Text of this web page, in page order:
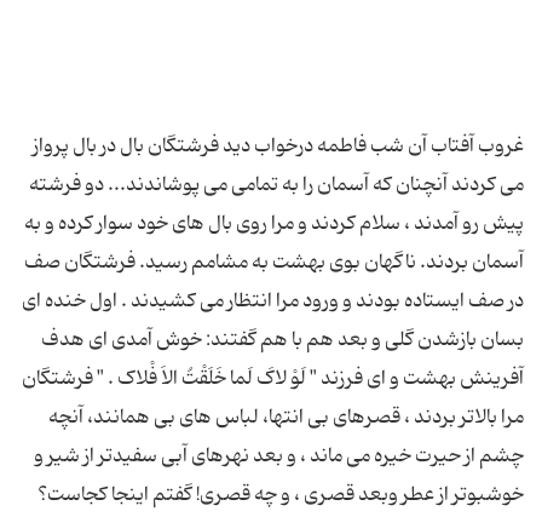
غروب آفتاب آن شب فاطمه درخواب دید فرشتگان بال در بال پرواز
می کردند آنچنان که آسمان را به تمامی می پوشاندند... دو فرشته
پیش رو آمدند ، سلام کردند و مرا روی بال های خود سوار کرده و به
آسمان بردند. ناگهان بوی بهشت به مشامم رسید. فرشتگان صف
در صف ایستاده بودند و ورود مرا انتظار می کشیدند . اول خنده ای
بسان بازشدن گلی و بعد هم با هم گفتند: خوش آمدی ای هدف
آفرینش بهشت و ای فرزند " لَوْ لاکَ لَما خَلَقْتُ الاَ فْلاک . " فرشتگان
مرا بالاتر بردند ، قصرهای بی انتها، لباس های بی همانند، آنچه
چشم از حیرت خیره می ماند ، و بعد نهرهای آبی سفیدتر از شیر و
خوشبوتر از عطر وبعد قصری ، و چه قصری! گفتم اینجا کجاست؟